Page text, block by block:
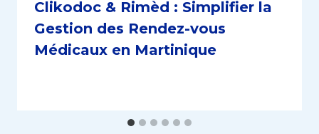
Clikodoc & Rimèd : Simplifier la
Gestion des Rendez-vous
Médicaux en Martinique